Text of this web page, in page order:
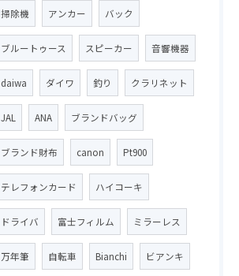
掃除機 アンカー バック
ブルートゥース スピーカー 音響機器
daiwa ダイワ 釣り クラリネット
JAL ANA ブランドバッグ
ブランド財布 canon Pt900
テレフォンカード ハイコーキ
ドライバ 富士フィルム ミラーレス
万年筆 自転車 Bianchi ビアンキ